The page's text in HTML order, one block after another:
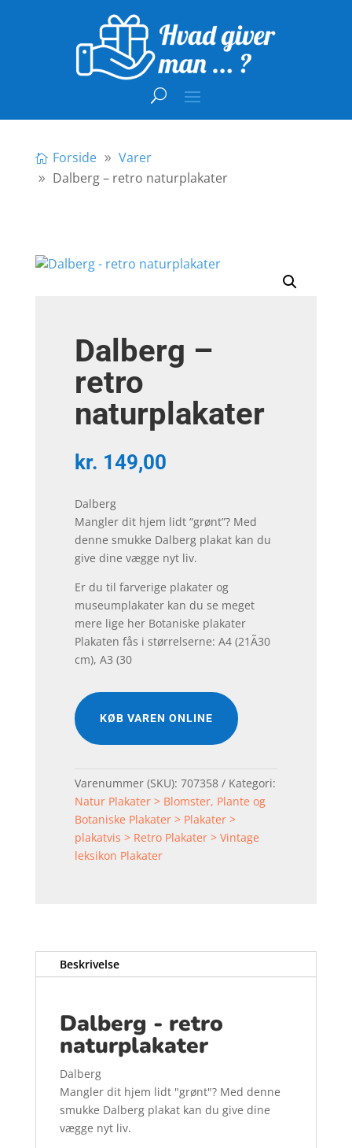
Forside
Varer
Dalberg – retro naturplakater
Dalberg –
retro
naturplakater
kr. 149,00
Dalberg
Mangler dit hjem lidt “grønt”? Med
denne smukke Dalberg plakat kan du
give dine vægge nyt liv.
Er du til farverige plakater og
museumplakater kan du se meget
mere lige her Botaniske plakater
Plakaten fås i størrelserne: A4 (21Ã30
cm), A3 (30
KØB VAREN ONLINE
Varenummer (SKU): 707358
Kategori:
Natur Plakater > Blomster, Plante og
Botaniske Plakater > Plakater >
plakatvis > Retro Plakater > Vintage
leksikon Plakater
Beskrivelse
Dalberg - retro
naturplakater
Dalberg
Mangler dit hjem lidt "grønt"? Med denne
smukke Dalberg plakat kan du give dine
vægge nyt liv.